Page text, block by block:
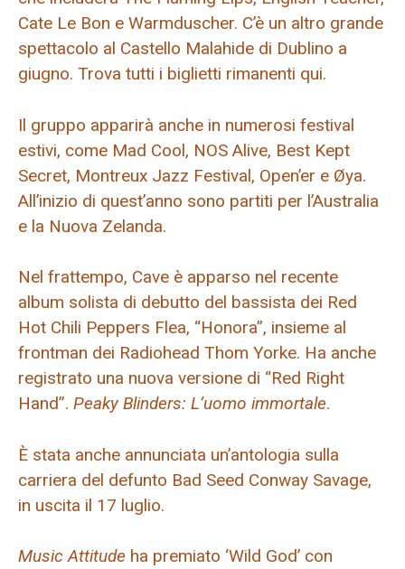
Cate Le Bon e Warmduscher. C’è un altro grande
spettacolo al Castello Malahide di Dublino a
giugno. Trova tutti i biglietti rimanenti qui.
Il gruppo apparirà anche in numerosi festival
estivi, come Mad Cool, NOS Alive, Best Kept
Secret, Montreux Jazz Festival, Open’er e Øya.
All’inizio di quest’anno sono partiti per l’Australia
e la Nuova Zelanda.
Nel frattempo, Cave è apparso nel recente
album solista di debutto del bassista dei Red
Hot Chili Peppers Flea, “Honora”, insieme al
frontman dei Radiohead Thom Yorke. Ha anche
registrato una nuova versione di “Red Right
Hand”. Peaky Blinders: L’uomo immortale.
È stata anche annunciata un’antologia sulla
carriera del defunto Bad Seed Conway Savage,
in uscita il 17 luglio.
Music Attitude ha premiato ‘Wild God’ con